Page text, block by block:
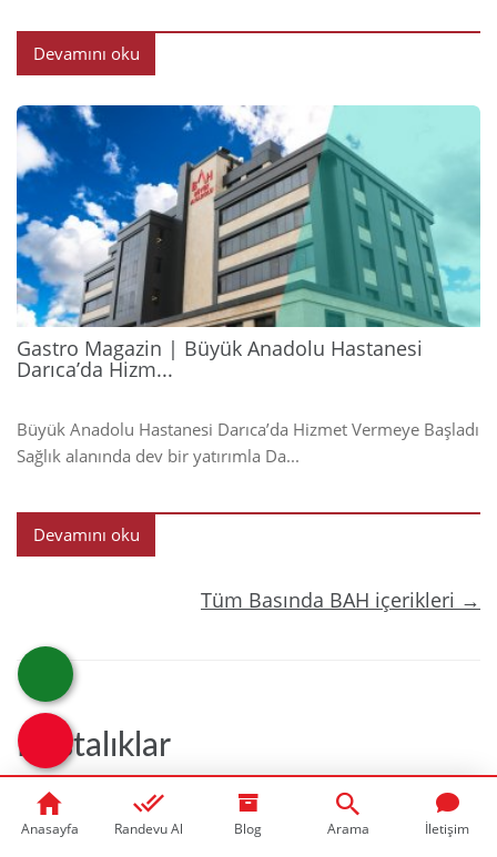
Devamını oku
2024
Gastro Magazin | Büyük Anadolu Hastanesi
Darıca’da Hizm...
Büyük Anadolu Hastanesi Darıca’da Hizmet Vermeye Başladı
Sağlık alanında dev bir yatırımla Da...
Devamını oku
Tüm Basında BAH içerikleri →
Hastalıklar
Anasayfa Randevu Al Blog Arama İletişim